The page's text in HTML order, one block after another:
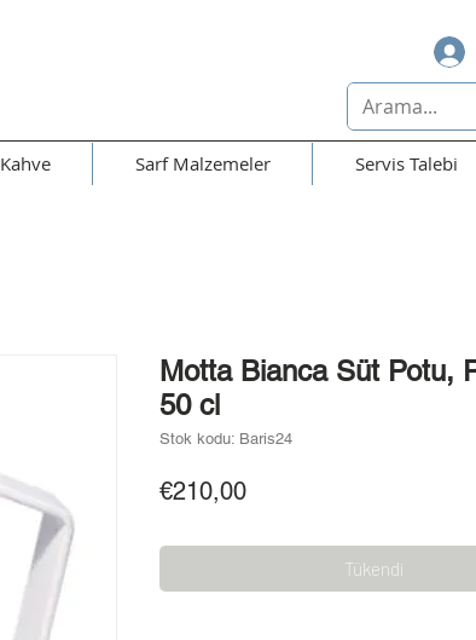
Kahve Sarf Malzemeler Servis Talebi
Motta Bianca Süt Potu,
50 cl
Stok kodu: Baris24
€210,00Fiyat
Tükendi